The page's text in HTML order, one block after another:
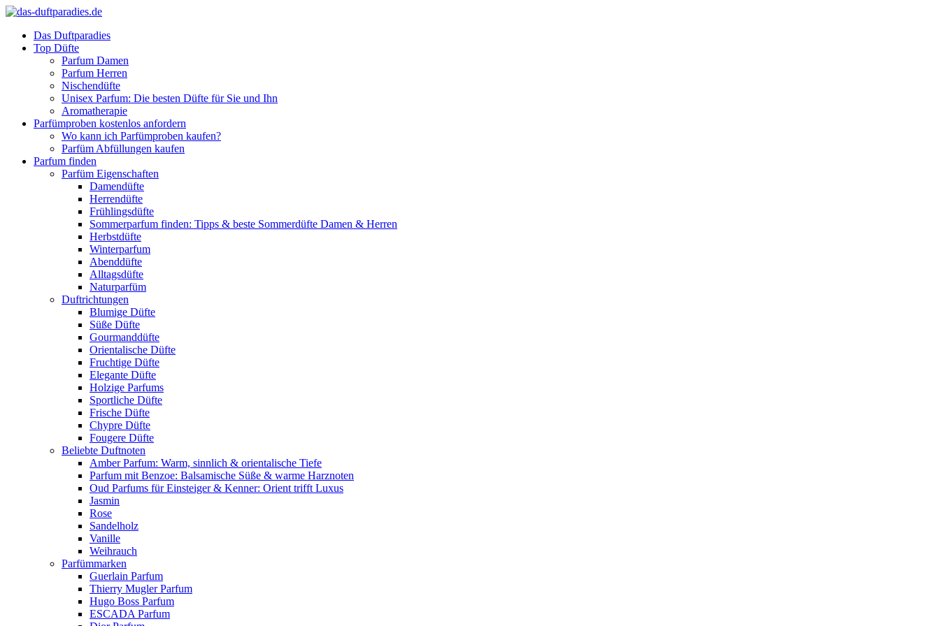
Das Duftparadies
Top Düfte
Parfum Damen
Parfum Herren
Nischendüfte
Unisex Parfum: Die besten Düfte für Sie und Ihn
Aromatherapie
Parfümproben kostenlos anfordern
Wo kann ich Parfümproben kaufen?
Parfüm Abfüllungen kaufen
Parfum finden
Parfüm Eigenschaften
Damendüfte
Herrendüfte
Frühlingsdüfte
Sommerparfum finden: Tipps & beste Sommerdüfte Damen & Herren
Herbstdüfte
Winterparfum
Abenddüfte
Alltagsdüfte
Naturparfüm
Duftrichtungen
Blumige Düfte
Süße Düfte
Gourmanddüfte
Orientalische Düfte
Fruchtige Düfte
Elegante Düfte
Holzige Parfums
Sportliche Düfte
Frische Düfte
Chypre Düfte
Fougere Düfte
Beliebte Duftnoten
Amber Parfum: Warm, sinnlich & orientalische Tiefe
Parfum mit Benzoe: Balsamische Süße & warme Harznoten
Oud Parfums für Einsteiger & Kenner: Orient trifft Luxus
Jasmin
Rose
Sandelholz
Vanille
Weihrauch
Parfümmarken
Guerlain Parfum
Thierry Mugler Parfum
Hugo Boss Parfum
ESCADA Parfum